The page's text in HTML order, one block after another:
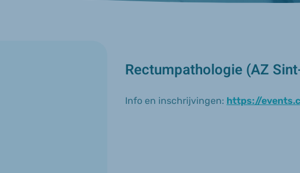
Info en inschrijvingen: https://
Rectumpathologie (AZ